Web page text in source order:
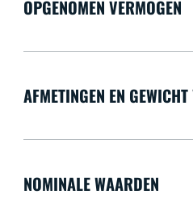
OPGENOMEN VERMOGEN
AFMETINGEN EN
NOMINALE WAARDEN